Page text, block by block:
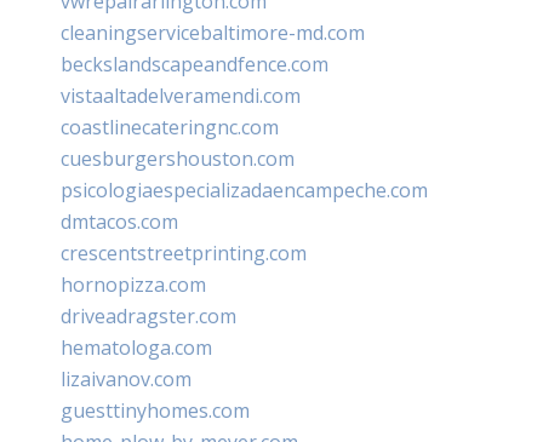
cleaningservicebaltimore-md.com
beckslandscapeandfence.com
vistaaltadelveramendi.com
coastlinecateringnc.com
cuesburgershouston.com
psicologiaespecializadaencampeche.com
dmtacos.com
crescentstreetprinting.com
hornopizza.com
driveadragster.com
hematologa.com
lizaivanov.com
guesttinyhomes.com